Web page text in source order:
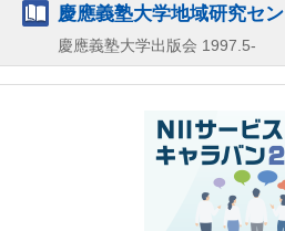
慶應義塾大学地域研究セ
慶應義塾大学出版会 1997.5-